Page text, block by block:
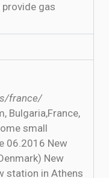
gas
france/
Bulgaria,France,
small
06.2016 New
New
station in Athens